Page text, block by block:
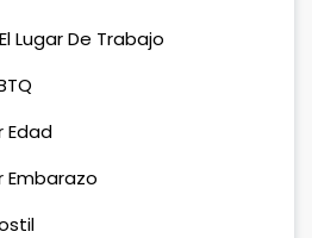
Lugar De Trabajo
Edad
Embarazo